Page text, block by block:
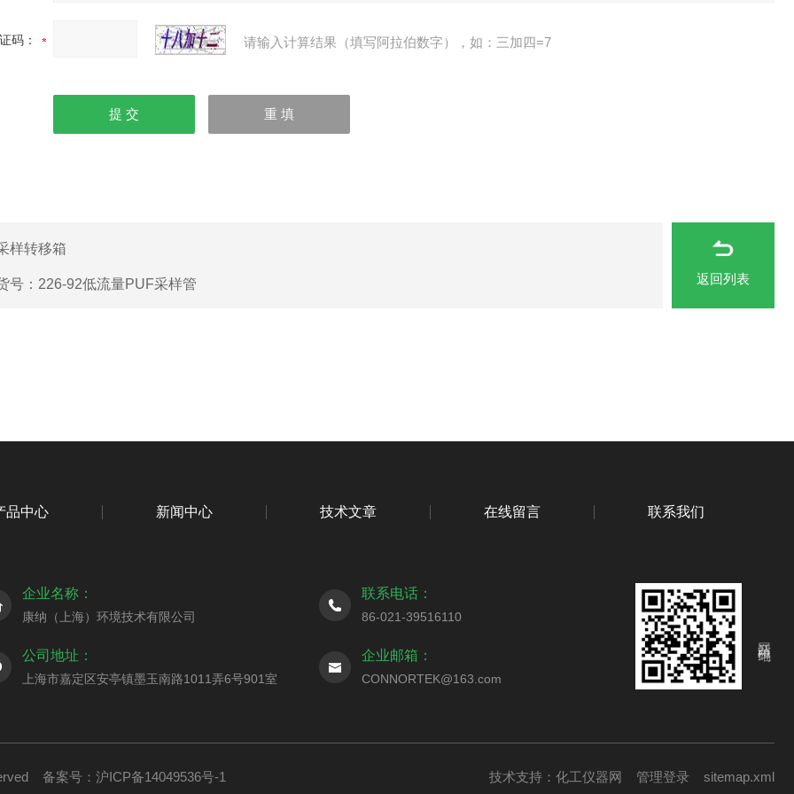
码： 请输入计算结果（填写阿拉伯数字），如：三加四=7
样转移箱
号：226-92低流量PUF采样管 返回列表
品中心 新闻中心 技术文章 在线留言 联系我们
企业名称：
康纳（上海）环境技术有限公司
联系电话：
86-021-39516110
公司地址：
上海市嘉定区安亭镇墨玉南路1011弄6号901室
企业邮箱：
CONNORTEK@163.com
备案号：沪ICP备14049536号-1 技术支持： 化工仪器网 管理登录 sitemap.xml